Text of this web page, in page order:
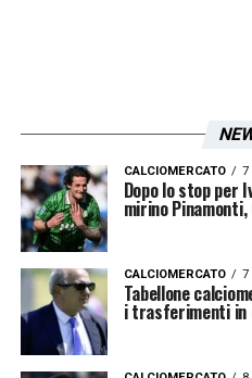
CALCIOMERCATO 7
Dopo lo stop per
mirino Pinamonti,
CALCIOMERCATO 7
Tabellone
i trasferimenti in